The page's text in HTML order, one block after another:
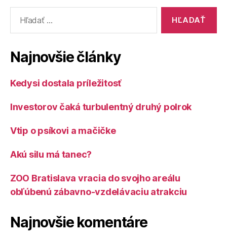
Najnovšie články
Kedysi dostala príležitosť
Investorov čaká turbulentný druhý polrok
Vtip o psíkovi a mačičke
Akú silu má tanec?
ZOO Bratislava vracia do svojho areálu
obľúbenú zábavno-vzdelávaciu atrakciu
Najnovšie komentáre